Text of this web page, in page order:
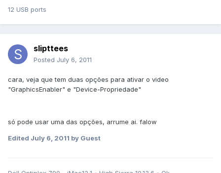
12 USB ports
slipttees
Posted July 6, 2011
cara, veja que tem duas opções para ativar o video
"GraphicsEnabler" e "Device-Propriedade"
só pode usar uma das opções, arrume ai. falow
Edited July 6, 2011 by Guest